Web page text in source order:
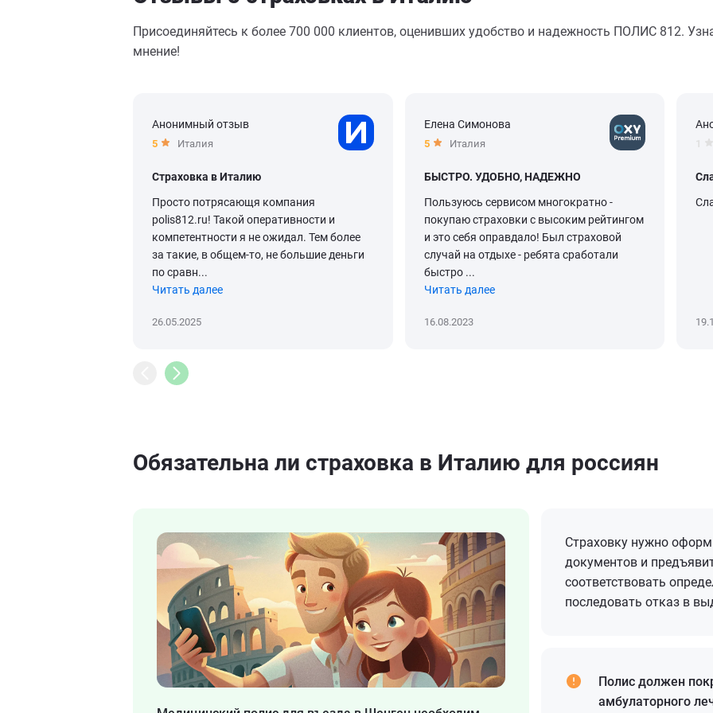
Присоединяйтесь к более 700 000 клиентов, оценивших удобство и надежность ПОЛИС 812.
мнение!
Анонимный отзыв
5 Италия
Страховка в Италию
Просто потрясающя компания
polis812.ru! Такой оперативности и
компетентности я не ожидал. Тем более
за такие, в общем-то, не большие деньги
по сравн...
Читать далее
26.05.2025
Елена Симонова
5 Италия
БЫСТРО. УДОБНО, НАДЕЖНО
Пользуюсь сервисом многократно -
покупаю страховки с высоким рейтингом
и это себя оправдало! Был страховой
случай на отдыхе - ребята сработали
быстро ...
Читать далее
16.08.2023
1
Обязательна ли страховка в Италию для россиян
Страховку нужно
документов и
соответствовать
последовать отказ в
Полис должен
амбулаторного